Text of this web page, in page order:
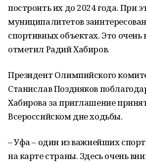
построить их до 2024 года. При
муниципалитетов
спортивных объектах. Это очень
отметил Радий Хабиров.
Президент Олимпийского
Станислав Поздняков
Хабирова за приглашение
Всероссийском дне ходьбы.
– Уфа – один из важнейших
на карте страны. Здесь очень